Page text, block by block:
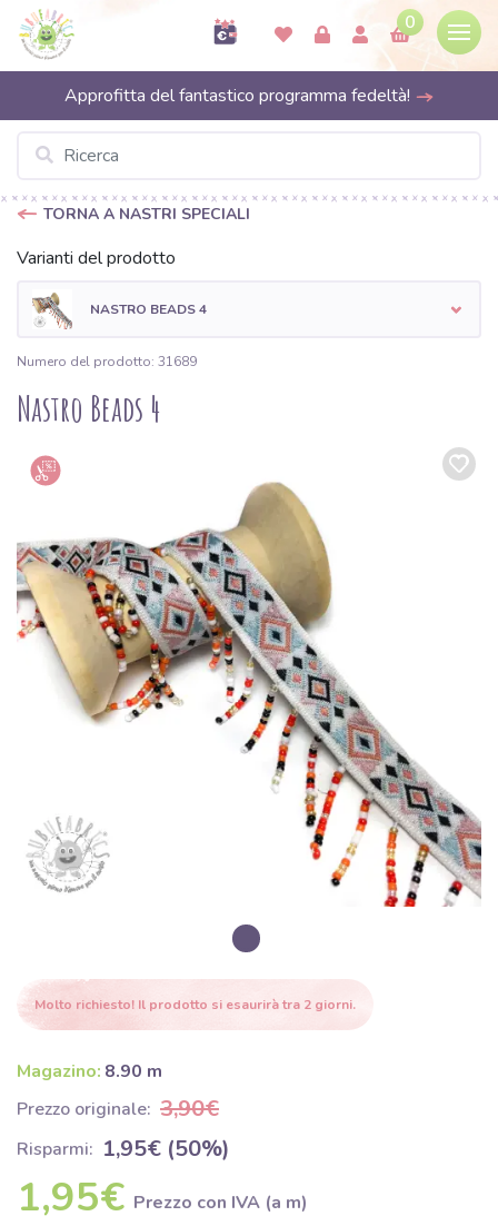
0
Approfitta del fantastico programma fedeltà!
TORNA A NASTRI SPECIALI
Varianti del prodotto
NASTRO BEADS 4
Numero del prodotto: 31689
Nastro Beads 4
Molto richiesto! Il prodotto si esaurirà tra 2 giorni.
Magazino: 8.90 m
Prezzo originale: 3,90€
Risparmi: 1,95€ (50%)
1,95€ Prezzo con IVA (a m)